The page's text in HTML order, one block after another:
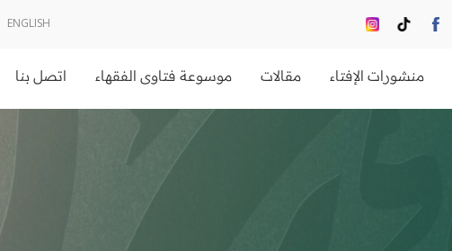
ENGLISH
منشورات الإفتاء مقالات موسوعة فتاوى الفقهاء اتصل بنا